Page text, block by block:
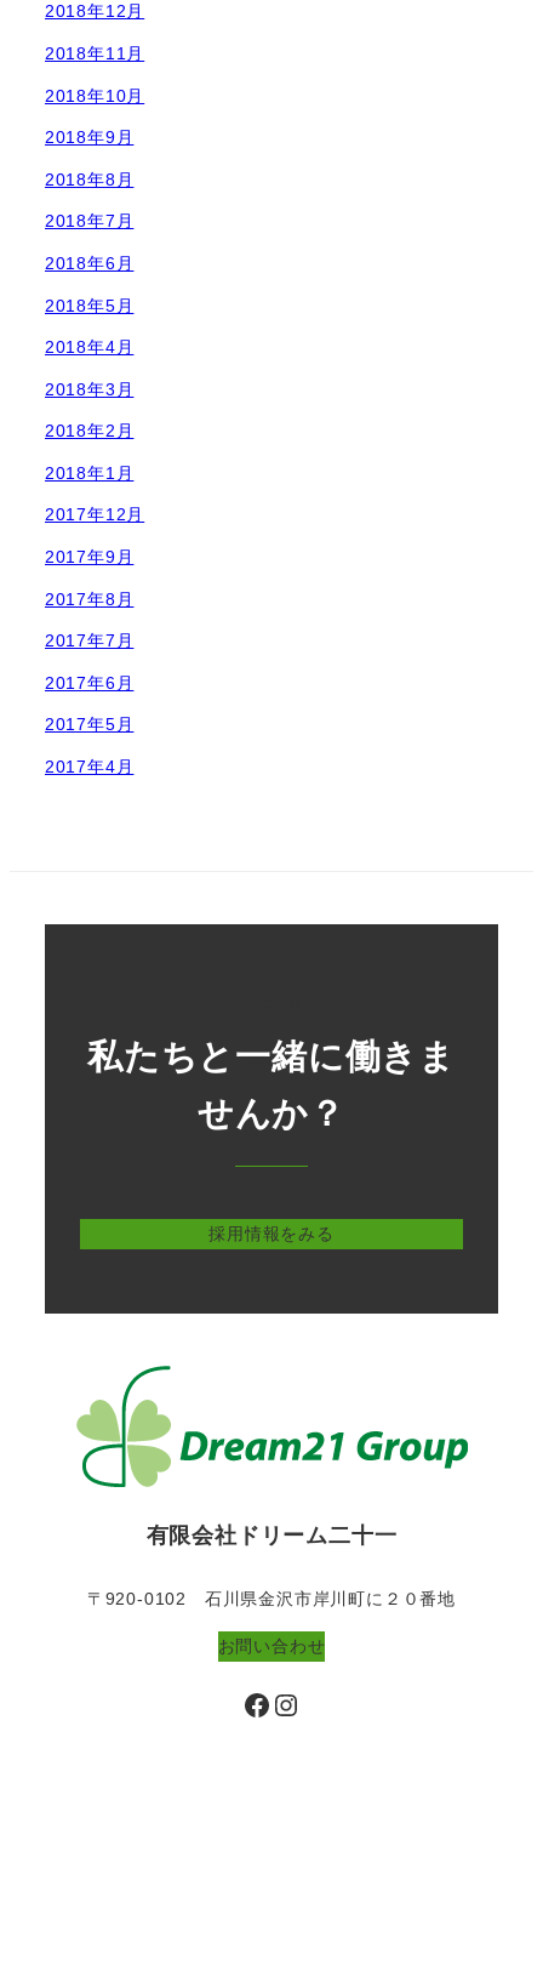
2018年12月
2018年11月
2018年10月
2018年9月
2018年8月
2018年7月
2018年6月
2018年5月
2018年4月
2018年3月
2018年2月
2018年1月
2017年12月
2017年9月
2017年8月
2017年7月
2017年6月
2017年5月
2017年4月
私たちと一緒に働きま
せんか？
採用情報をみる
有限会社ドリーム二十一
〒920-0102 石川県金沢市岸川町に２０番地
お問い合わせ
Facebook Instagram